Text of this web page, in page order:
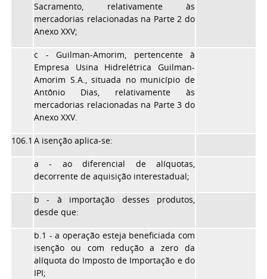
Sacramento, relativamente às
mercadorias relacionadas na Parte 2 do
Anexo XXV;
c - Guilman-Amorim, pertencente à
Empresa Usina Hidrelétrica Guilman-
Amorim S.A., situada no município de
Antônio Dias, relativamente às
mercadorias relacionadas na Parte 3 do
Anexo XXV.
106.1 A isenção aplica-se:
a - ao diferencial de alíquotas,
decorrente de aquisição interestadual;
b - à importação desses produtos,
desde que:
b.1 - a operação esteja beneficiada com
isenção ou com redução a zero da
alíquota do Imposto de Importação e do
IPI;